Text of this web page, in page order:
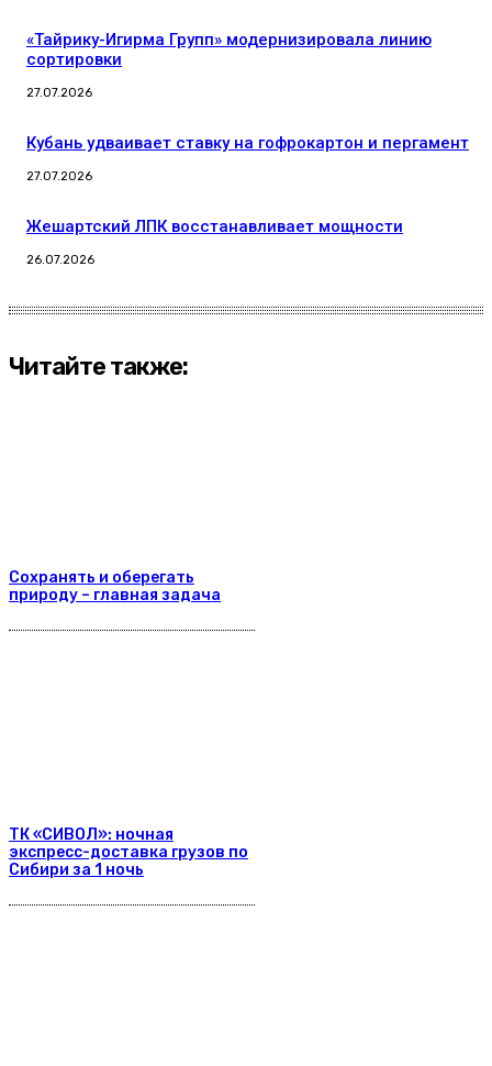
«Тайрику-Игирма Групп» модернизировала линию
сортировки
27.07.2026
Кубань удваивает ставку на гофрокартон и пергамент
27.07.2026
Жешартский ЛПК восстанавливает мощности
26.07.2026
Читайте также:
Сохранять и оберегать
природу – главная задача
ТК «СИВОЛ»: ночная
экспресс-доставка грузов по
Сибири за 1 ночь